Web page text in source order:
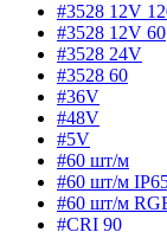
#3528 12V
#3528 12V 60
#3528 24V
#3528 60
#36V
#48V
#5V
#60 шт/м
#60 шт/м
#60 шт/м
#CRI 90